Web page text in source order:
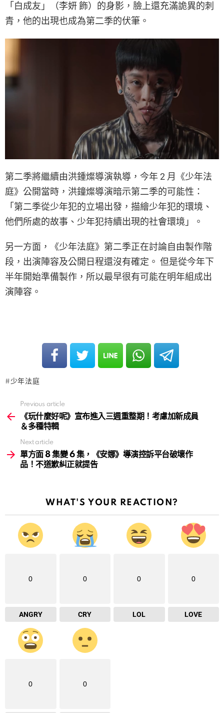
「白成友」（李妍 飾）的身影，臉上還充滿詭異的刺
青，他的出現也成為第二季的伏筆。
第二季將繼續由洪鍾燦導演執導，今年 2 月《少年法
庭》公開當時，洪鐘燦導演暗示第二季的可能性：
「第二季從少年犯的立場出發，描繪少年犯的環境、
他們所處的故事、少年犯持續出現的社會環境」。
另一方面，《少年法庭》第二季正在討論自由製作階
段，出演陣容及公開日程還沒有確定。 但是從今年下
半年開始準備製作，所以最早很有可能在明年組成出
演陣容。
少年法庭
more
Previous article
《玩什麼好呢》宣布進入三週重整期！考慮加新成員
＆多種特輯
Next article
單方面 8 集變 6 集，《安娜》導演控訴平台破壞作
品！不道歉糾正就提告
WHAT'S YOUR REACTION?
0
ANGRY
0
CRY
0
LOL
0
LOVE
0 0